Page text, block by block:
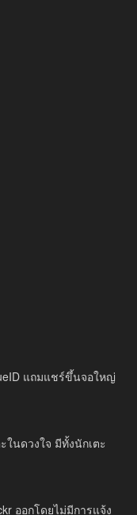
แถมแชร์ขึ้นจอใหญ่
นดวงใจ มีทั้งนักเตะ
ออกโดยไม่มีการแจ้ง